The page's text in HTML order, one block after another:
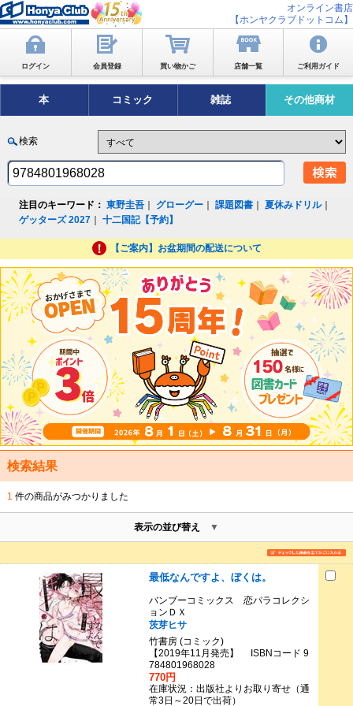
オンライン書店
【ホンヤクラブドットコム】
ログイン 会員登録 買い物かご 店舗一覧 ご利用ガイド
本 コミック 雑誌 その他商材
検索
注目のキーワード： 東野圭吾 グローグー ｜課題図書 ｜夏休みドリル｜
ゲッターズ 2027 ｜十二国記【予約】
【ご案内】お盆期間の配送について
検索結果
1 件の商品がみつかりました
表示の並び替え
最低なんですよ、ぼくは。
バンブーコミックス 恋パラコレクシ
ョンＤＸ
茨芽ヒサ
竹書房 (コミック)
【2019年11月発売】 ISBNコード 9
784801968028
770円
在庫状況：出版社よりお取り寄せ（通
常3日～20日で出荷）